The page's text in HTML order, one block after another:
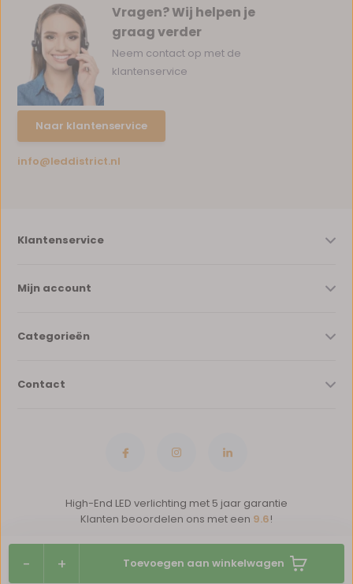
+
- Toevoegen aan winkelwagen
Vragen? Wij helpen je
graag verder
Neem contact op met de
klantenservice
Naar klantenservice
info@leddistrict.nl
Klantenservice
Mijn account
Categorieën
Contact
High-End LED verlichting met 5 jaar garantie
Klanten beoordelen ons met een 9.6!